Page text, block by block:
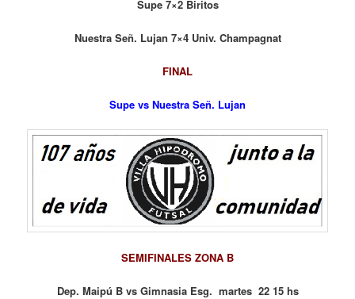
Supe 7×2 Biritos
Nuestra Señ. Lujan 7×4 Univ. Champagnat
FINAL
Supe vs Nuestra Señ. Lujan
SEMIFINALES ZONA B
Dep. Maipú B vs Gimnasia Esg. martes 22 15 hs